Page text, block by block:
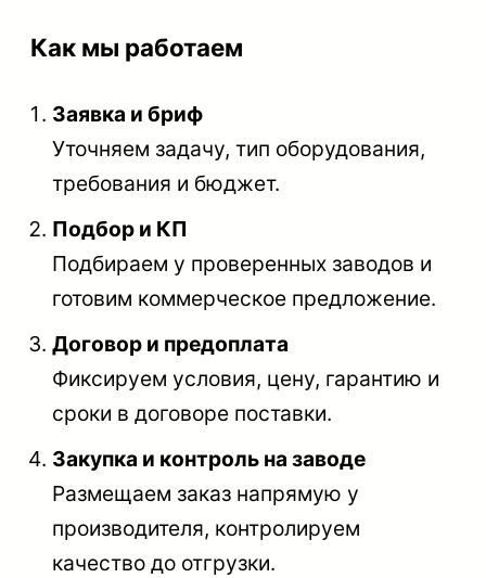
Как мы работаем
Заявка и бриф
Уточняем задачу, тип оборудования,
требования и бюджет.
Подбор и КП
Подбираем у проверенных заводов и
готовим коммерческое предложение.
Договор и предоплата
Фиксируем условия, цену, гарантию и
сроки в договоре поставки.
Закупка и контроль на заводе
Размещаем заказ напрямую у
производителя, контролируем
качество до отгрузки.